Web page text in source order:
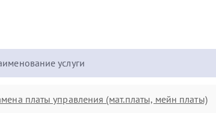
услуги
платы управления (мат.платы, мейн платы)